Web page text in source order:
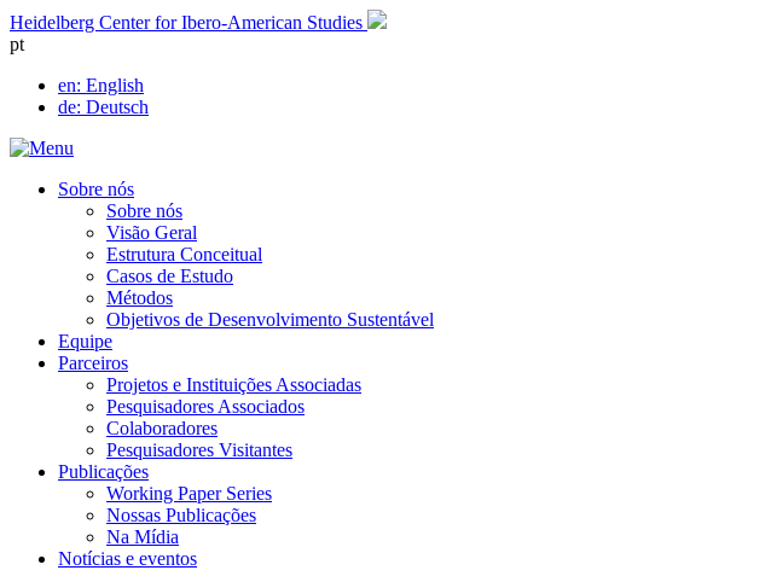
Skip
to
Heidelberg Center for Ibero-American Studies
pt
en: English
de: Deutsch
Sobre nós
Sobre nós
Visão Geral
Estrutura Conceitual
Casos de Estudo
Métodos
Objetivos de Desenvolvimento Sustentável
Equipe
Parceiros
Projetos e Instituições Associadas
Pesquisadores Associados
Colaboradores
Pesquisadores Visitantes
Publicações
Working Paper Series
Nossas Publicações
Na Mídia
Notícias e eventos